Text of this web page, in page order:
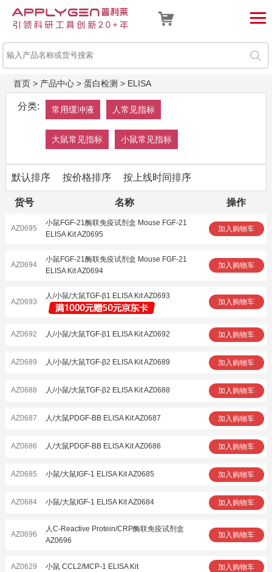
首页> 产品中心> 蛋白检测 > ELISA
分类: 常用缓冲液 人常见指标
大鼠常见指标 小鼠常见指标
默认排序 按价格排序 按上线时间排序
货号 名称 操作
AZ0695
小鼠FGF-21酶联免疫试剂盒 Mouse FGF-21
ELISA Kit AZ0695
加入购物车
AZ0694
小鼠FGF-21酶联免疫试剂盒 Mouse FGF-21
ELISA Kit AZ0694
加入购物车
AZ0693
人/小鼠/大鼠TGF-β1 ELISA Kit AZ0693
加入购物车
AZ0692 人/小鼠/大鼠TGF-β1 ELISA Kit AZ0692 加入购物车
AZ0689 人/小鼠/大鼠TGF-β2 ELISA Kit AZ0689 加入购物车
AZ0688 人/小鼠/大鼠TGF-β2 ELISA Kit AZ0688 加入购物车
AZ0687 人/大鼠PDGF-BB ELISA Kit AZ0687 加入购物车
AZ0686 人/大鼠PDGF-BB ELISA Kit AZ0686 加入购物车
AZ0685 小鼠/大鼠IGF-1 ELISA Kit AZ0685 加入购物车
AZ0684 小鼠/大鼠IGF-1 ELISA Kit AZ0684 加入购物车
AZ0696
人C-Reactive Protein/CRP酶联免疫试剂盒
AZ0696
加入购物车
AZ0629 小鼠 CCL2/MCP-1 ELISA Kit 加入购物车